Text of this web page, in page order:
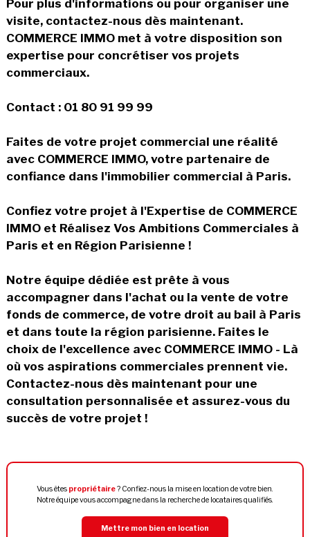
Pour plus d'informations ou pour organiser une
visite, contactez-nous dès maintenant.
COMMERCE IMMO met à votre disposition son
expertise pour concrétiser vos projets
commerciaux.
Contact : 01 80 91 99 99
Faites de votre projet commercial une réalité
avec COMMERCE IMMO, votre partenaire de
confiance dans l'immobilier commercial à Paris.
Confiez votre projet à l'Expertise de COMMERCE
IMMO et Réalisez Vos Ambitions Commerciales à
Paris et en Région Parisienne !
Notre équipe dédiée est prête à vous
accompagner dans l'achat ou la vente de votre
fonds de commerce, de votre droit au bail à Paris
et dans toute la région parisienne. Faites le
choix de l'excellence avec COMMERCE IMMO - Là
où vos aspirations commerciales prennent vie.
Contactez-nous dès maintenant pour une
consultation personnalisée et assurez-vous du
succès de votre projet !
Vous êtes propriétaire? Confiez-nous la mise en location de votre bien.
Notre équipe vous accompagne dans la recherche de locataires qualifiés.
Mettre mon bien en location